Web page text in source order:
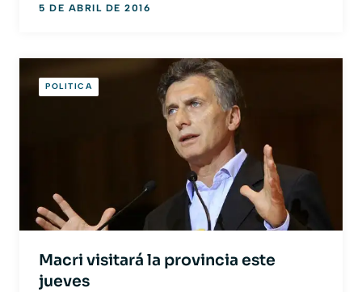
5 DE ABRIL DE 2016
POLITICA
Macri visitará la provincia este
jueves